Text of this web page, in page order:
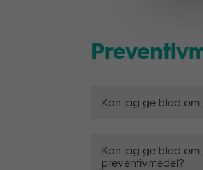
Kan jag ge blod
Kan jag ge blod
preventivmedel?